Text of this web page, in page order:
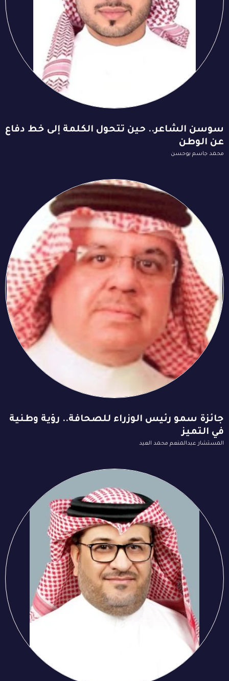
سوسن الشاعر.. حين تتحول الكلمة إلى خط دفاع
عن الوطن
محمد جاسم بوحسن
جائزة سمو رئيس الوزراء للصحافة.. رؤية وطنية
في التميز
المستشار عبدالمنعم محمد العيد